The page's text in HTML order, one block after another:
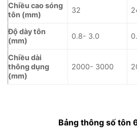
Chiều cao sóng
tôn (mm)
32
Độ dày tôn
(mm)
0.8- 3.0
Chiều dài
thông dụng
(mm)
2000- 3000
Bảng thông số tôn